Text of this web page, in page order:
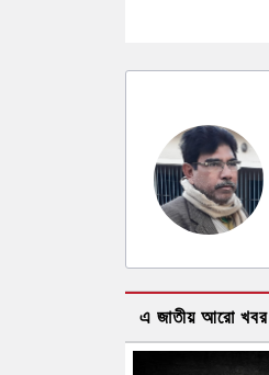
এ জাতীয় আরো খবর